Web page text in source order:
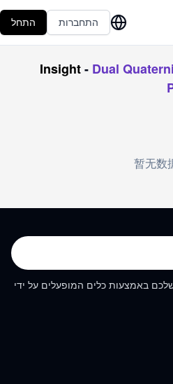
התחברות התחל
Insight- Dual
暂无数
באמצעות כלים המופעלים על ידי